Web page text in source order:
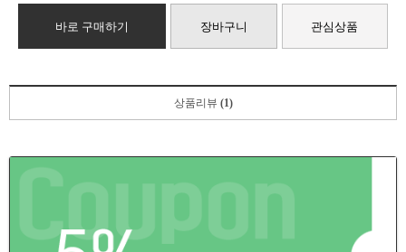
바로 구매하기 장바구니 관심상품
상품리뷰 (1)